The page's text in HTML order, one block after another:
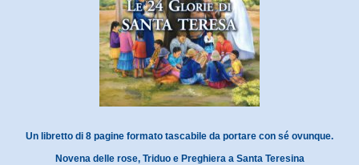
Un libretto di 8 pagine formato tascabile da portare con sé ovunque.
Novena delle rose, Triduo e Preghiera a Santa Teresina